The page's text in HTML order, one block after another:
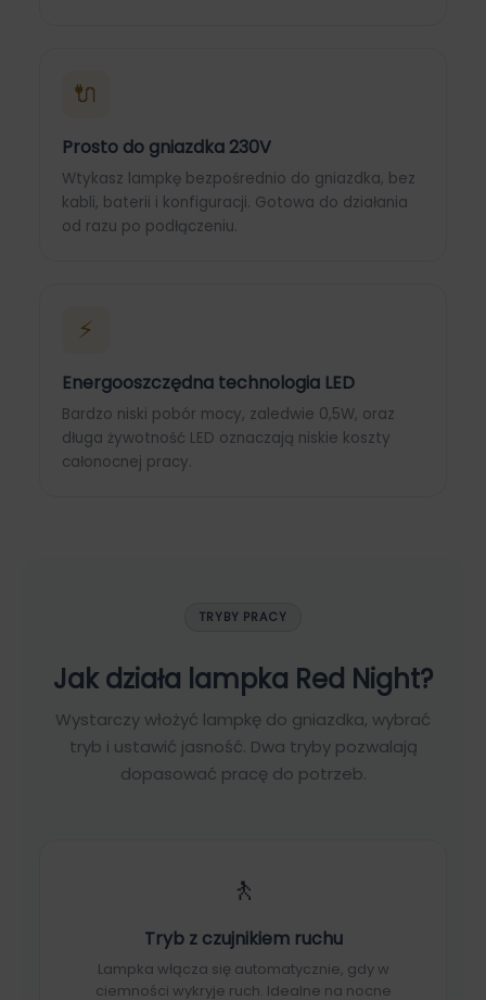
🔌
Prosto do gniazdka 230V
Wtykasz lampkę bezpośrednio do gniazdka, bez
kabli, baterii i konfiguracji. Gotowa do działania
od razu po podłączeniu.
⚡
Energooszczędna technologia LED
Bardzo niski pobór mocy, zaledwie 0,5W, oraz
długa żywotność LED oznaczają niskie koszty
całonocnej pracy.
TRYBY PRACY
Jak działa lampka Red Night?
Wystarczy włożyć lampkę do gniazdka, wybrać
tryb i ustawić jasność. Dwa tryby pozwalają
dopasować pracę do potrzeb.
🚶
Tryb z czujnikiem ruchu
Lampka włącza się automatycznie, gdy w
ciemności wykryje ruch. Idealne na nocne